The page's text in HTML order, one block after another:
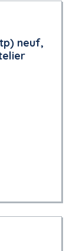
neuf,